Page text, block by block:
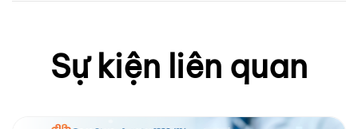
Sự kiện liên quan